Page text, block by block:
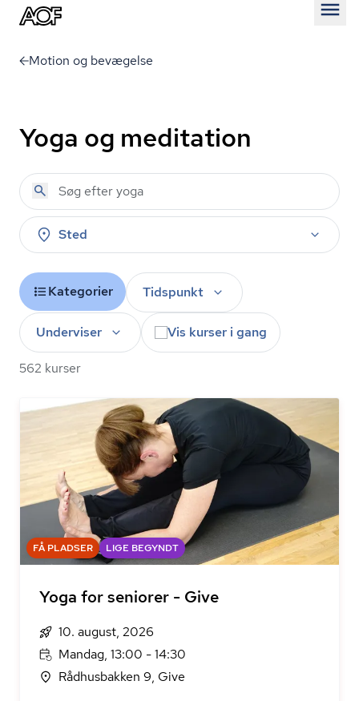
Motion og bevægelse
Yoga og meditation
Sted
Kategorier Tidspunkt
Underviser Vis kurser i gang
562 kurser
FÅ PLADSER LIGE BEGYNDT
Yoga for seniorer - Give
10. august, 2026
Mandag, 13:00 - 14:30
Rådhusbakken 9, Give